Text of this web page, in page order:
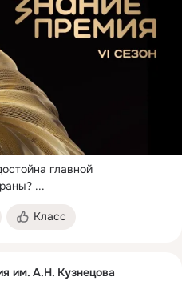
главной
...
Класс
им. А.Н. Кузнецова